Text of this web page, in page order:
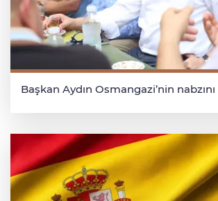
Başkan Aydın Osmangazi’nin